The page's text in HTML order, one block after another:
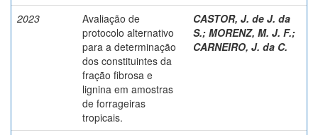
2023
Avaliação de
protocolo alternativo
para a determinação
dos constituintes da
fração fibrosa e
lignina em amostras
de forrageiras
tropicais.
CASTOR, J. de J. da
S.; MORENZ, M. J. F.;
CARNEIRO, J. da C.